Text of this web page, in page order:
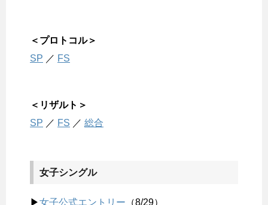
＜プロトコル＞
SP ／ FS
＜リザルト＞
SP ／ FS ／ 総合
女子シングル
▶女子公式エントリー （8/29）